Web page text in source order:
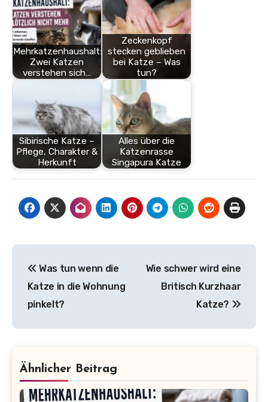
Mehrkatzenhaushalt:
Zwei Katzen
verstehen sich…
Zeckenkopf
stecken geblieben
bei Katze – Was
tun?
Sibirische Katze –
Pflege, Charakter &
Herkunft
Alles über die
Katzenrasse
Singapura Katze
Was tun wenn die
Katze in die Wohnung
pinkelt?
Wie schwer wird eine
Britisch Kurzhaar
Katze?
Ähnlicher Beitrag